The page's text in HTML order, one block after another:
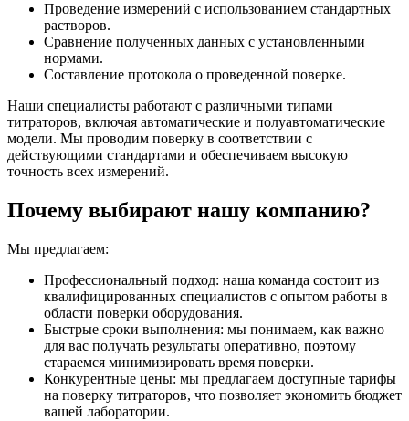
Проведение измерений с использованием стандартных
растворов.
Сравнение полученных данных с установленными
нормами.
Составление протокола о проведенной поверке.
Наши специалисты работают с различными типами
титраторов, включая автоматические и полуавтоматические
модели. Мы проводим поверку в соответствии с
действующими стандартами и обеспечиваем высокую
точность всех измерений.
Почему выбирают нашу компанию?
Мы предлагаем:
Профессиональный подход: наша команда состоит из
квалифицированных специалистов с опытом работы в
области поверки оборудования.
Быстрые сроки выполнения: мы понимаем, как важно
для вас получать результаты оперативно, поэтому
стараемся минимизировать время поверки.
Конкурентные цены: мы предлагаем доступные тарифы
на поверку титраторов, что позволяет экономить бюджет
вашей лаборатории.